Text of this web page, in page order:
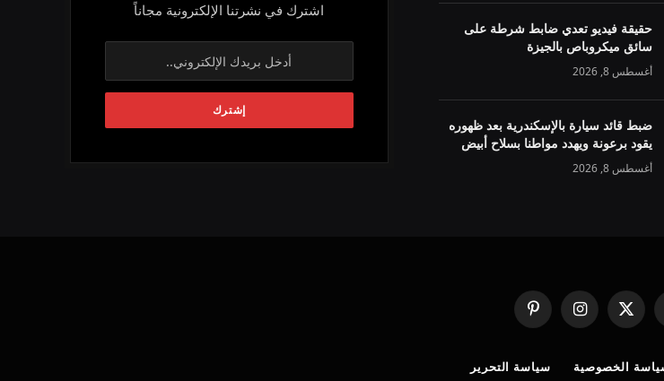
حقيقة فيديو تعدي ضابط شرطة على
سائق ميكروباص بالجيزة
أغسطس 8, 2026
ضبط قائد سيارة بالإسكندرية بعد ظهوره
يقود برعونة ويهدد مواطنا بسلاح أبيض
أغسطس 8, 2026
اشترك في نشرتنا الإلكترونية مجاناً
X
(Twitter)
الانستغرامبينتيريست
الخصوصية سياسة التحرير